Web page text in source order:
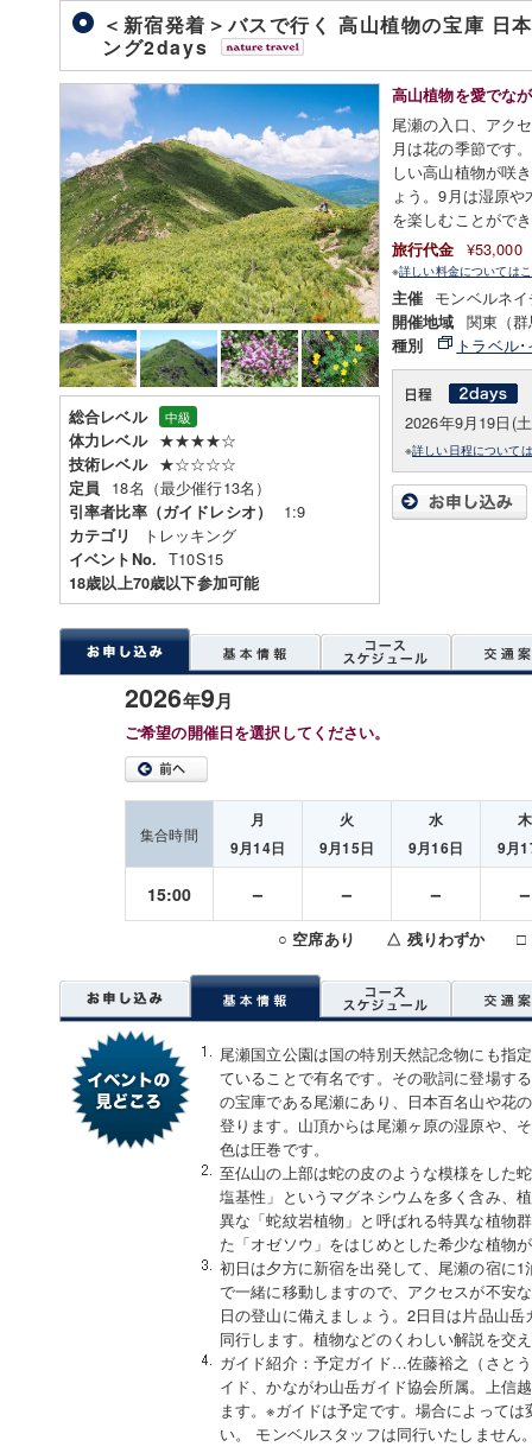
＜新宿発着＞バスで行く 高山植物の宝庫 日
ング2days
総合レベル 中級
体力レベル ★★★★☆
技術レベル ★☆☆☆☆
定員 18名（最少催行13名）
引率者比率（ガイドレシオ） 1:9
カテゴリ トレッキング
イベントNo. T10S15
18歳以上70歳以下参加可能
高山植物を愛でな
尾瀬の入口、アク
月は花の季節です
しい高山植物が咲
ょう。9月は湿原
を楽しむことがで
旅行代金 ¥53,000
※詳しい料金については
主催 モンベルネ
開催地域 関東（
種別 トラベル
2026年9月19日(
※詳しい日程について
2026年9月
ご希望の開催日を選択してください。
集合時間
月
9月14日
火
9月15日
水
9月16日
木
9月
15:00 － － －
○ 空席あり △ 残りわずか □
尾瀬国立公園は国の特別天然記念物にも指
ていることで有名です。その歌詞に登場す
の宝庫である尾瀬にあり、日本百名山や花
登ります。山頂からは尾瀬ヶ原の湿原や、
色は圧巻です。
至仏山の上部は蛇の皮のような模様をした
塩基性」というマグネシウムを多く含み、
異な「蛇紋岩植物」と呼ばれる特異な植物
た「オゼソウ」をはじめとした希少な植物
初日は夕方に新宿を出発して、尾瀬の宿に
で一緒に移動しますので、アクセスが不安
日の登山に備えましょう。2日目は片品山
同行します。植物などのくわしい解説を交
ガイド紹介：予定ガイド…佐藤裕之（さと
イド、かながわ山岳ガイド協会所属。上信
ます。※ガイドは予定です。場合によって
い。 モンベルスタッフは同行いたしません